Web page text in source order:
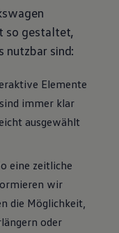
so gestaltet,
nutzbar sind:
Elemente
immer klar
ausgewählt
eine zeitliche
wir
die Möglichkeit,
oder